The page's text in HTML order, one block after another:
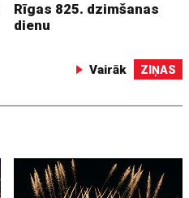
Rīgas 825. dzimšanas
dienu
Vairāk ZIŅAS